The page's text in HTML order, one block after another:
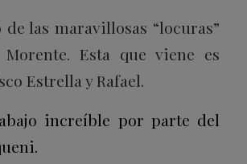
de las maravillosas “locuras”
Esta que viene es
Estrella y Rafael.
increíble por parte del